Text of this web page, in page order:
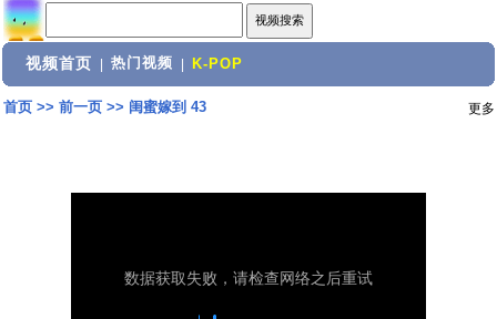
视频首页 热门视频 K-POP
首页>> 前一页>> 闺蜜嫁到 43 更多